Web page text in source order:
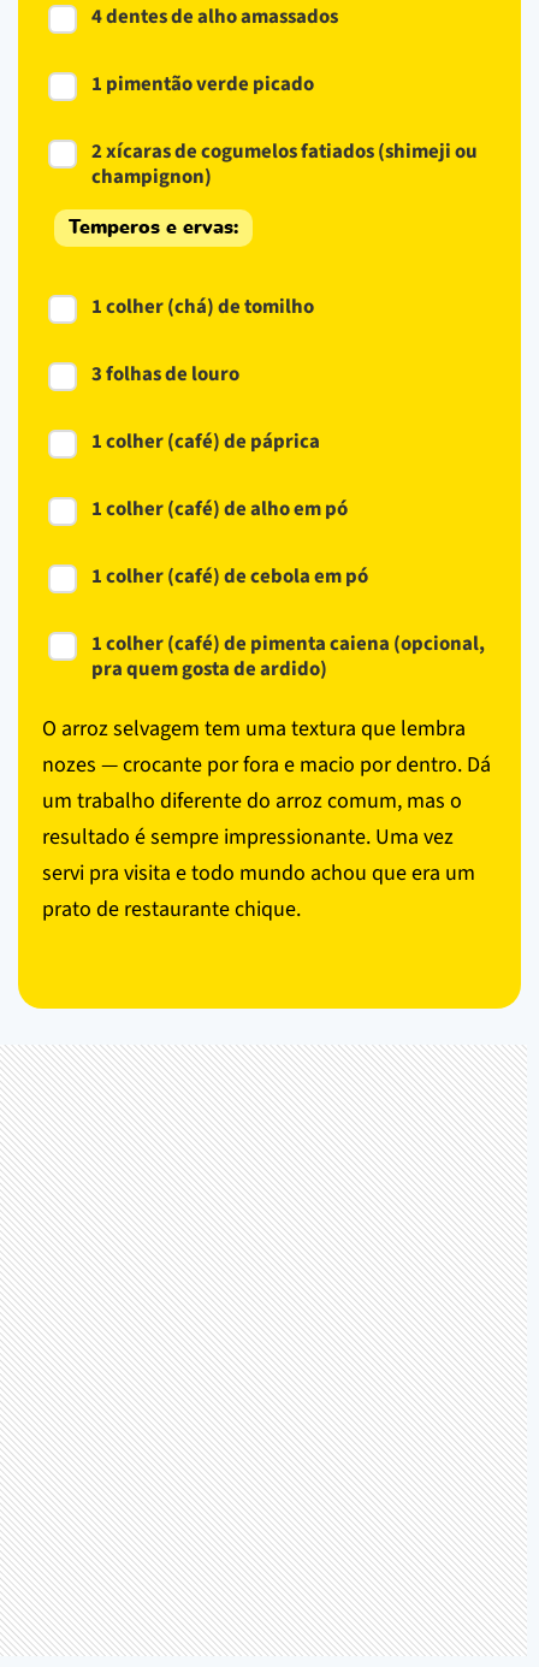
4 dentes de alho amassados
1 pimentão verde picado
2 xícaras de cogumelos fatiados (shimeji ou
champignon)
Temperos e ervas:
1 colher (chá) de tomilho
3 folhas de louro
1 colher (café) de páprica
1 colher (café) de alho em pó
1 colher (café) de cebola em pó
1 colher (café) de pimenta caiena (opcional,
pra quem gosta de ardido)
O arroz selvagem tem uma textura que lembra
nozes — crocante por fora e macio por dentro. Dá
um trabalho diferente do arroz comum, mas o
resultado é sempre impressionante. Uma vez
servi pra visita e todo mundo achou que era um
prato de restaurante chique.